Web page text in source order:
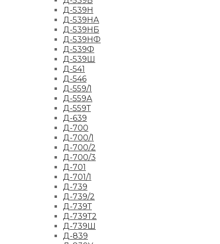
Д-539Н
Д-539НА
Д-539НБ
Д-539НФ
Д-539Ф
Д-539Ш
Д-541
Д-546
Д-559/1
Д-559А
Д-559Т
Д-639
Д-700
Д-700/1
Д-700/2
Д-700/3
Д-701
Д-701/1
Д-739
Д-739/2
Д-739Т
Д-739Т2
Д-739Ш
Д-839